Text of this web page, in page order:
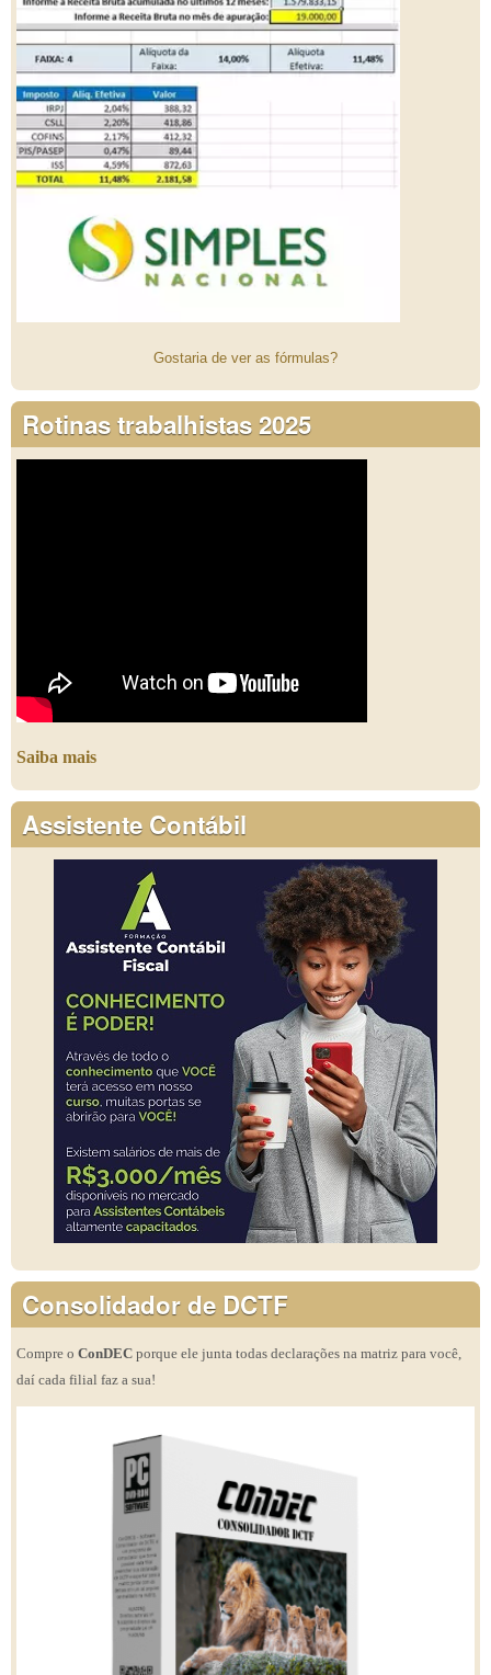
Gostaria de ver as fórmulas?
Rotinas trabalhistas 2025
Saiba mais
Assistente Contábil
Consolidador de DCTF
Compre o ConDEC porque ele junta todas declarações na matriz para você,
daí cada filial faz a sua!